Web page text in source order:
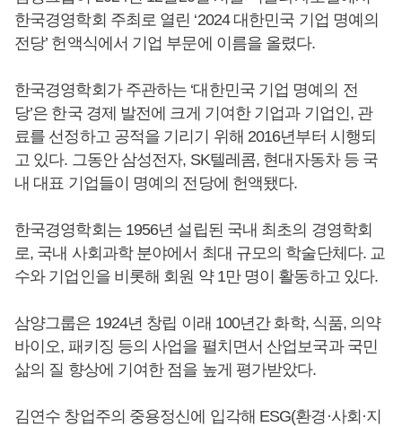
한국경영학회 주최로 열린 ‘2024 대한민국 기업 명예의
전당’ 헌액식에서 기업 부문에 이름을 올렸다.
한국경영학회가 주관하는 ‘대한민국 기업 명예의 전
당’은 한국 경제 발전에 크게 기여한 기업과 기업인, 관
료를 선정하고 공적을 기리기 위해 2016년부터 시행되
고 있다. 그동안 삼성전자, SK텔레콤, 현대자동차 등 국
내 대표 기업들이 명예의 전당에 헌액됐다.
한국경영학회는 1956년 설립된 국내 최초의 경영학회
로, 국내 사회과학 분야에서 최대 규모의 학술단체다. 교
수와 기업인을 비롯해 회원 약 1만 명이 활동하고 있다.
삼양그룹은 1924년 창립 이래 100년간 화학, 식품, 의약
바이오, 패키징 등의 사업을 펼치면서 산업보국과 국민
삶의 질 향상에 기여한 점을 높게 평가받았다.
김연수 창업주의 중용정신에 입각해 ESG(환경·사회·지